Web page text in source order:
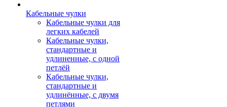
Кабельные чулки
Кабельные чулки для
легких кабелей
Кабельные чулки,
стандартные и
удлиненные, с одной
петлёй
Кабельные чулки,
стандартные и
удлинённые, с двумя
петлями